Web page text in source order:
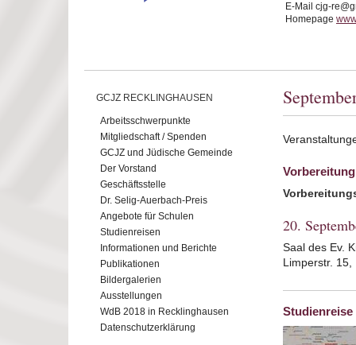
E-Mail cjg-
Homepage
GCJZ RECKLINGHAUSEN
Arbeitsschwerpunkte
Mitgliedschaft / Spenden
GCJZ und Jüdische Gemeinde
Der Vorstand
Geschäftsstelle
Dr. Selig-Auerbach-Preis
Angebote für Schulen
Studienreisen
Informationen und Berichte
Publikationen
Bildergalerien
Ausstellungen
WdB 2018 in Recklinghausen
Datenschutzerklärung
20.
Saal des Ev.
Limperstr.